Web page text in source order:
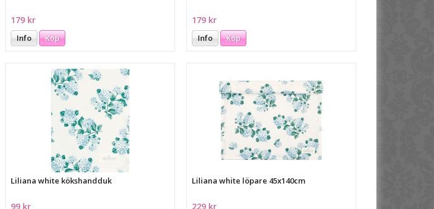
179 kr
Info Köp
179 kr
Info Köp
Liliana white kökshandduk
99 kr
Liliana white löpare 45x140cm
229 kr